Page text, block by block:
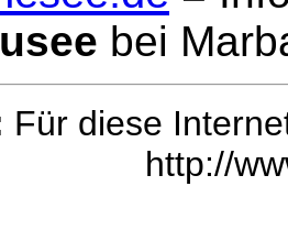
bei
Für diese
http://